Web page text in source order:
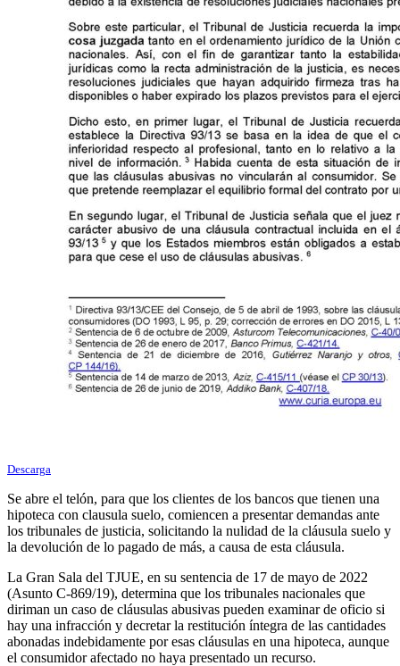
Descarga
Se abre el telón, para que los clientes de los bancos que tienen una
hipoteca con clausula suelo, comiencen a presentar demandas ante
los tribunales de justicia, solicitando la nulidad de la cláusula suelo y
la devolución de lo pagado de más, a causa de esta cláusula.
La Gran Sala del TJUE, en su sentencia de 17 de mayo de 2022
(Asunto C-869/19), determina que los tribunales nacionales que
diriman un caso de cláusulas abusivas pueden examinar de oficio si
hay una infracción y decretar la restitución íntegra de las cantidades
abonadas indebidamente por esas cláusulas en una hipoteca, aunque
el consumidor afectado no haya presentado un recurso.